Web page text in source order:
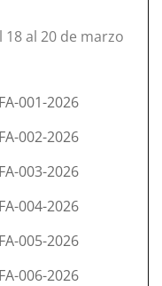
18 al 20 de marzo
001-2026
002-2026
003-2026
004-2026
005-2026
006-2026